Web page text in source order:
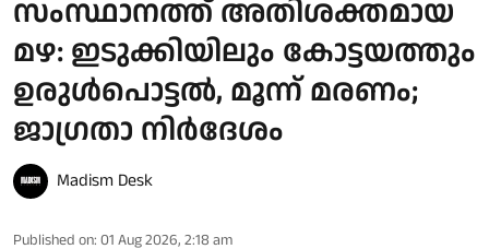
സംസ്ഥാനത്ത് അതിശക്തമായ
മഴ: ഇടുക്കിയിലും കോട്ടയത്തും
ഉരുള്‍പൊട്ടല്‍, മൂന്ന് മരണം;
ജാഗ്രതാ നിർദേശം
Madism Desk
Published on: 01 Aug 2026, 2:18 am